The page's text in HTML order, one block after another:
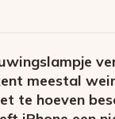
meestal
te hoeven